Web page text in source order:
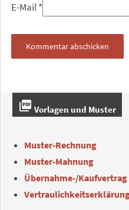
E-Mail*
picture_as_pdf Vorlagen und Muster
Muster-Rechnung
Muster-Mahnung
Übernahme-/Kaufvertrag